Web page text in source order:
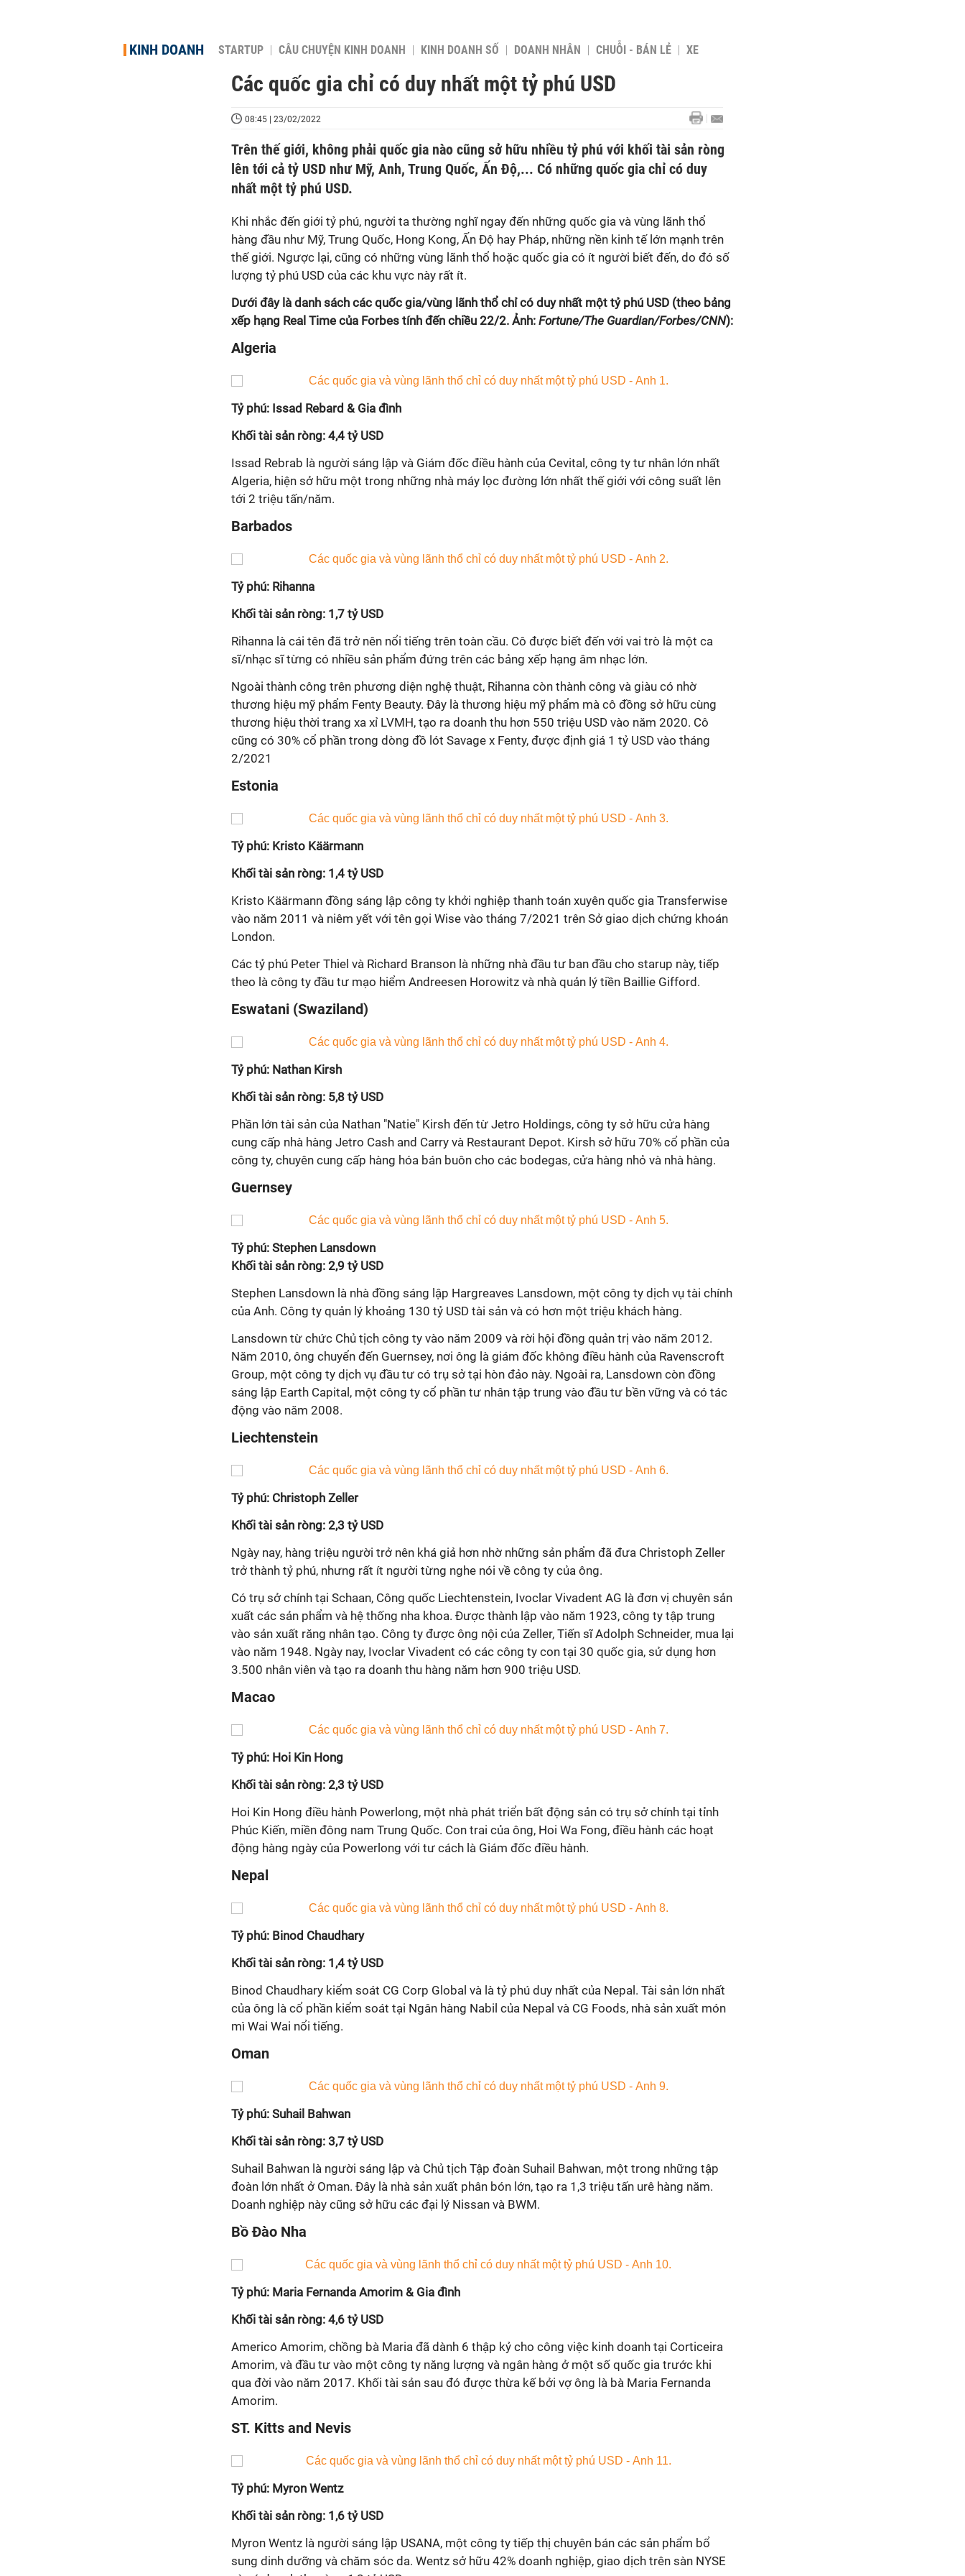
KINH DOANH STARTUP CÂU CHUYỆN KINH DOANH KINH DOANH SỐ DOANH NHÂN CHUỖI - BÁN LẺ XE
Các quốc gia chỉ có duy nhất một tỷ phú USD
08:45 | 23/02/2022
Trên thế giới, không phải quốc gia nào cũng sở hữu nhiều tỷ phú với khối tài sản ròng
lên tới cả tỷ USD như Mỹ, Anh, Trung Quốc, Ấn Độ,... Có những quốc gia chỉ có duy
nhất một tỷ phú USD.
Khi nhắc đến giới tỷ phú, người ta thường nghĩ ngay đến những quốc gia và vùng lãnh thổ
hàng đầu như Mỹ, Trung Quốc, Hong Kong, Ấn Độ hay Pháp, những nền kinh tế lớn mạnh trên
thế giới. Ngược lại, cũng có những vùng lãnh thổ hoặc quốc gia có ít người biết đến, do đó số
lượng tỷ phú USD của các khu vực này rất ít.
Dưới đây là danh sách các quốc gia/vùng lãnh thổ chỉ có duy nhất một tỷ phú USD (theo bảng
xếp hạng Real Time của Forbes tính đến chiều 22/2. Ảnh: Fortune/The Guardian/Forbes/CNN):
Algeria
Tỷ phú: Issad Rebard & Gia đình
Khối tài sản ròng: 4,4 tỷ USD
Issad Rebrab là người sáng lập và Giám đốc điều hành của Cevital, công ty tư nhân lớn nhất
Algeria, hiện sở hữu một trong những nhà máy lọc đường lớn nhất thế giới với công suất lên
tới 2 triệu tấn/năm.
Barbados
Tỷ phú: Rihanna
Khối tài sản ròng: 1,7 tỷ USD
Rihanna là cái tên đã trở nên nổi tiếng trên toàn cầu. Cô được biết đến với vai trò là một ca
sĩ/nhạc sĩ từng có nhiều sản phẩm đứng trên các bảng xếp hạng âm nhạc lớn.
Ngoài thành công trên phương diện nghệ thuật, Rihanna còn thành công và giàu có nhờ
thương hiệu mỹ phẩm Fenty Beauty. Đây là thương hiệu mỹ phẩm mà cô đồng sở hữu cùng
thương hiệu thời trang xa xỉ LVMH, tạo ra doanh thu hơn 550 triệu USD vào năm 2020. Cô
cũng có 30% cổ phần trong dòng đồ lót Savage x Fenty, được định giá 1 tỷ USD vào tháng
2/2021
Estonia
Tỷ phú: Kristo Käärmann
Khối tài sản ròng: 1,4 tỷ USD
Kristo Käärmann đồng sáng lập công ty khởi nghiệp thanh toán xuyên quốc gia Transferwise
vào năm 2011 và niêm yết với tên gọi Wise vào tháng 7/2021 trên Sở giao dịch chứng khoán
London.
Các tỷ phú Peter Thiel và Richard Branson là những nhà đầu tư ban đầu cho starup này, tiếp
theo là công ty đầu tư mạo hiểm Andreesen Horowitz và nhà quản lý tiền Baillie Gifford.
Eswatani (Swaziland)
Tỷ phú: Nathan Kirsh
Khối tài sản ròng: 5,8 tỷ USD
Phần lớn tài sản của Nathan "Natie" Kirsh đến từ Jetro Holdings, công ty sở hữu cửa hàng
cung cấp nhà hàng Jetro Cash and Carry và Restaurant Depot. Kirsh sở hữu 70% cổ phần của
công ty, chuyên cung cấp hàng hóa bán buôn cho các bodegas, cửa hàng nhỏ và nhà hàng.
Guernsey
Tỷ phú: Stephen Lansdown
Khối tài sản ròng: 2,9 tỷ USD
Stephen Lansdown là nhà đồng sáng lập Hargreaves Lansdown, một công ty dịch vụ tài chính
của Anh. Công ty quản lý khoảng 130 tỷ USD tài sản và có hơn một triệu khách hàng.
Lansdown từ chức Chủ tịch công ty vào năm 2009 và rời hội đồng quản trị vào năm 2012.
Năm 2010, ông chuyển đến Guernsey, nơi ông là giám đốc không điều hành của Ravenscroft
Group, một công ty dịch vụ đầu tư có trụ sở tại hòn đảo này. Ngoài ra, Lansdown còn đồng
sáng lập Earth Capital, một công ty cổ phần tư nhân tập trung vào đầu tư bền vững và có tác
động vào năm 2008.
Liechtenstein
Tỷ phú: Christoph Zeller
Khối tài sản ròng: 2,3 tỷ USD
Ngày nay, hàng triệu người trở nên khá giả hơn nhờ những sản phẩm đã đưa Christoph Zeller
trở thành tỷ phú, nhưng rất ít người từng nghe nói về công ty của ông.
Có trụ sở chính tại Schaan, Công quốc Liechtenstein, Ivoclar Vivadent AG là đơn vị chuyên sản
xuất các sản phẩm và hệ thống nha khoa. Được thành lập vào năm 1923, công ty tập trung
vào sản xuất răng nhân tạo. Công ty được ông nội của Zeller, Tiến sĩ Adolph Schneider, mua lại
vào năm 1948. Ngày nay, Ivoclar Vivadent có các công ty con tại 30 quốc gia, sử dụng hơn
3.500 nhân viên và tạo ra doanh thu hàng năm hơn 900 triệu USD.
Macao
Tỷ phú: Hoi Kin Hong
Khối tài sản ròng: 2,3 tỷ USD
Hoi Kin Hong điều hành Powerlong, một nhà phát triển bất động sản có trụ sở chính tại tỉnh
Phúc Kiến, miền đông nam Trung Quốc. Con trai của ông, Hoi Wa Fong, điều hành các hoạt
động hàng ngày của Powerlong với tư cách là Giám đốc điều hành.
Nepal
Tỷ phú: Binod Chaudhary
Khối tài sản ròng: 1,4 tỷ USD
Binod Chaudhary kiểm soát CG Corp Global và là tỷ phú duy nhất của Nepal. Tài sản lớn nhất
của ông là cổ phần kiểm soát tại Ngân hàng Nabil của Nepal và CG Foods, nhà sản xuất món
mì Wai Wai nổi tiếng.
Oman
Tỷ phú: Suhail Bahwan
Khối tài sản ròng: 3,7 tỷ USD
Suhail Bahwan là người sáng lập và Chủ tịch Tập đoàn Suhail Bahwan, một trong những tập
đoàn lớn nhất ở Oman. Đây là nhà sản xuất phân bón lớn, tạo ra 1,3 triệu tấn urê hàng năm.
Doanh nghiệp này cũng sở hữu các đại lý Nissan và BWM.
Bồ Đào Nha
Tỷ phú: Maria Fernanda Amorim & Gia đình
Khối tài sản ròng: 4,6 tỷ USD
Americo Amorim, chồng bà Maria đã dành 6 thập kỷ cho công việc kinh doanh tại Corticeira
Amorim, và đầu tư vào một công ty năng lượng và ngân hàng ở một số quốc gia trước khi
qua đời vào năm 2017. Khối tài sản sau đó được thừa kế bởi vợ ông là bà Maria Fernanda
Amorim.
ST. Kitts and Nevis
Tỷ phú: Myron Wentz
Khối tài sản ròng: 1,6 tỷ USD
Myron Wentz là người sáng lập USANA, một công ty tiếp thị chuyên bán các sản phẩm bổ
sung dinh dưỡng và chăm sóc da. Wentz sở hữu 42% doanh nghiệp, giao dịch trên sàn NYSE